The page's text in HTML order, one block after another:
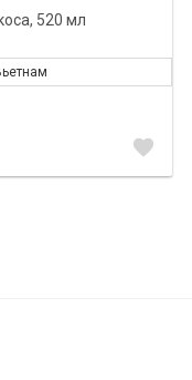
520 мл
favorite